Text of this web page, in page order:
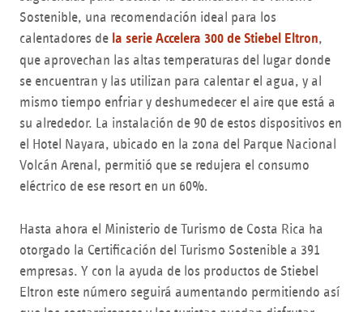
Sostenible, una recomendación ideal para los
calentadores de la serie Accelera 300 de Stiebel Eltron,
que aprovechan las altas temperaturas del lugar donde
se encuentran y las utilizan para calentar el agua, y al
mismo tiempo enfriar y deshumedecer el aire que está a
su alrededor. La instalación de 90 de estos dispositivos en
el Hotel Nayara, ubicado en la zona del Parque Nacional
Volcán Arenal, permitió que se redujera el consumo
eléctrico de ese resort en un 60%.
Hasta ahora el Ministerio de Turismo de Costa Rica ha
otorgado la Certificación del Turismo Sostenible a 391
empresas. Y con la ayuda de los productos de Stiebel
Eltron este número seguirá aumentando permitiendo así